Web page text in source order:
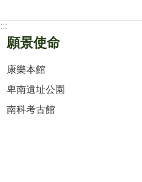
:::
願景使命
康樂本館
卑南遺址公園
南科考古館